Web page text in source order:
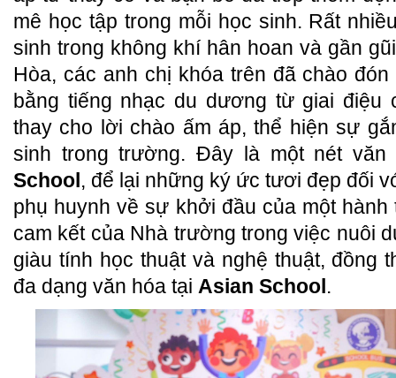
mê học tập trong mỗi học sinh. Rất
sinh trong không khí hân hoan và gần
Hòa, các anh chị khóa trên đã chào
bằng tiếng nhạc du dương từ giai điệu
thay cho lời chào ấm áp, thể hiện sự
sinh trong trường. Đây là một nét
School , để lại những ký ức tươi đẹp đối
phụ huynh về sự khởi đầu của một
cam kết của Nhà trường trong việc nuôi
giàu tính học thuật và nghệ thuật, đồng
đa dạng văn hóa tại Asian School .